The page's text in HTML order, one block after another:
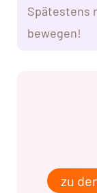
Spätestens
bewegen!
zu